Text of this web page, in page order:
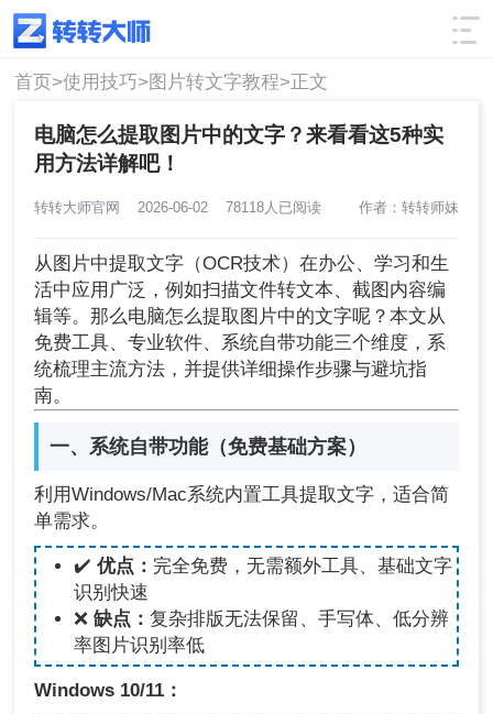
使用技巧 筛选
首页>使用技巧>图片转文字教程>正文
电脑怎么提取图片中的文字？来看看这5种实
用方法详解吧！
转转大师官网 2026-06-02 78118人已阅读 作者：转转师妹
从图片中提取文字（OCR技术）在办公、学习和生
活中应用广泛，例如扫描文件转文本、截图内容编
辑等。那么电脑怎么提取图片中的文字呢？本文从
免费工具、专业软件、系统自带功能三个维度，系
统梳理主流方法，并提供详细操作步骤与避坑指
南。
一、系统自带功能（免费基础方案）
利用Windows/Mac系统内置工具提取文字，适合简
单需求。
✔️ 优点： 完全免费，无需额外工具、基础文字
识别快速
❌缺点： 复杂排版无法保留、手写体、低分辨
率图片识别率低
Windows 10/11：